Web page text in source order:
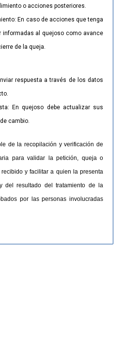
o acciones posteriores.
En caso de acciones que tenga
informadas al quejoso como avance
de la queja.
respuesta a través de los datos
En quejoso debe actualizar sus
cambio.
de la recopilación y verificación de
para validar la petición, queja o
y facilitar a quien la presenta
del resultado del tratamiento de la
por las personas involucradas